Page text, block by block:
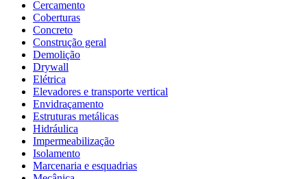
Cercamento
Coberturas
Concreto
Construção geral
Demolição
Drywall
Elétrica
Elevadores e transporte vertical
Envidraçamento
Estruturas metálicas
Hidráulica
Impermeabilização
Isolamento
Marcenaria e esquadrias